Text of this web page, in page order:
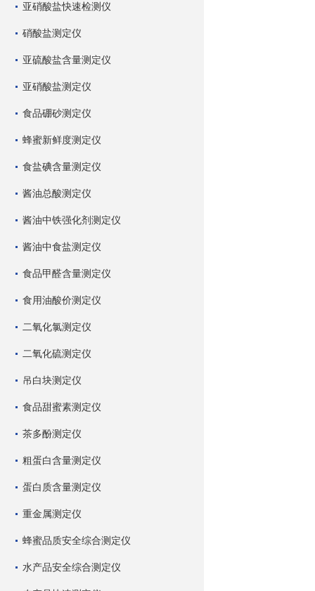
亚硝酸盐快速检测仪
硝酸盐测定仪
亚硫酸盐含量测定仪
亚硝酸盐测定仪
食品硼砂测定仪
蜂蜜新鲜度测定仪
食盐碘含量测定仪
酱油总酸测定仪
酱油中铁强化剂测定仪
酱油中食盐测定仪
食品甲醛含量测定仪
食用油酸价测定仪
二氧化氯测定仪
二氧化硫测定仪
吊白块测定仪
食品甜蜜素测定仪
茶多酚测定仪
粗蛋白含量测定仪
蛋白质含量测定仪
重金属测定仪
蜂蜜品质安全综合测定仪
水产品安全综合测定仪